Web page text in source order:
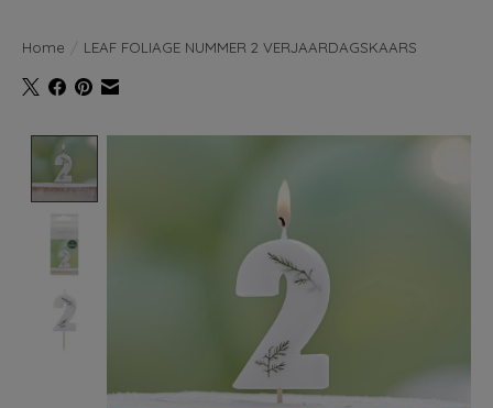
Home LEAF FOLIAGE NUMMER 2 VERJAARDAGSKAARS